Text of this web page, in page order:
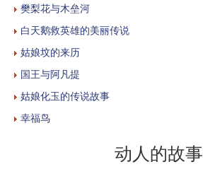
樊梨花与木垒河
白天鹅救英雄的美丽传说
姑娘坟的来历
国王与阿凡提
姑娘化玉的传说故事
幸福鸟
动人的故事